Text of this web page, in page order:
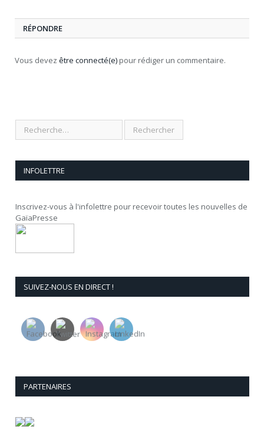
RÉPONDRE
Vous devez être connecté(e) pour rédiger un commentaire.
INFOLETTRE
Inscrivez-vous à l'infolettre pour recevoir toutes les nouvelles de
GaïaPresse
SUIVEZ-NOUS EN DIRECT !
PARTENAIRES